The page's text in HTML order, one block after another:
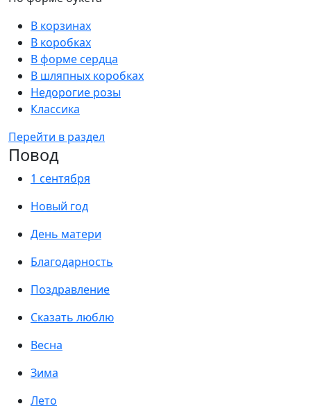
В корзинах
В коробках
В форме сердца
В шляпных коробках
Недорогие розы
Классика
Перейти в раздел
Повод
1 сентября
Новый год
День матери
Благодарность
Поздравление
Сказать люблю
Весна
Зима
Лето